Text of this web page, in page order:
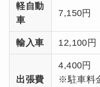
軽自動
車
7,150円
輸入車 12,100円
出張費
4,400円
※駐車料